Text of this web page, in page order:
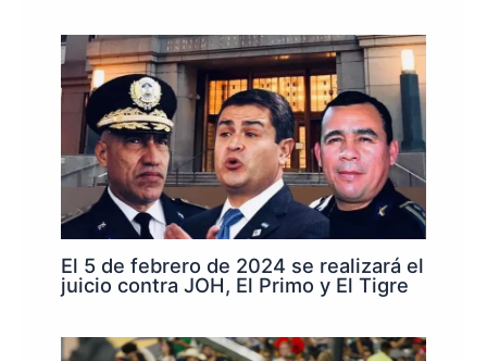
El 5 de febrero de 2024 se realizará el
juicio contra JOH, El Primo y El Tigre